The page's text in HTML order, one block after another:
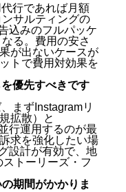
行であれば月額
サルティングの
込みのフルパッケ
る。費用の安さ
が出ないケースが
トで費用対効果を
優先すべきです
まずInstagramリ
拡散）と
行運用するのが最
求を強化したい場
設計が有効で、地
トーリーズ・フ
期間がかかりま